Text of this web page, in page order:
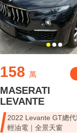
158 萬
MASERATI
LEVANTE
2022 Levante GT總
輕油電｜全景天窗